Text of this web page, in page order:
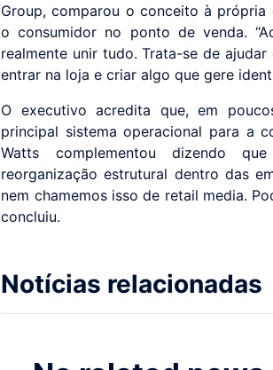
Group, comparou o conceito à
o consumidor no ponto de venda.
realmente unir tudo. Trata-se de
entrar na loja e criar algo que gere
O executivo acredita que, em
principal sistema operacional para a
Watts complementou dizendo
reorganização estrutural dentro das
nem chamemos isso de retail media.
concluiu.
Notícias relacionadas